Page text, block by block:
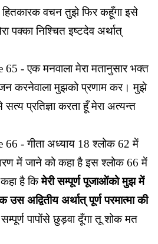
हितकारक वचन तुझे फिर कहूँगा इसे
पक्का निश्चित इष्टदेव अर्थात्
65 - एक मनवाला मेरा मतानुसार भक्त
करनेवाला मुझको प्रणाम कर। मुझे
सत्य प्रतिज्ञा करता हूँ मेरा अत्यन्त
66 - गीता अध्याय 18 श्लोक 62 में
में जाने को कहा है इस श्लोक 66 में
है किमेरी सम्पूर्ण पूजाओंको मुझ में
अद्वितीय अर्थात् पूर्ण परमात्मा की
पापोंसे छुड़वा दूँगा तू शोक मत